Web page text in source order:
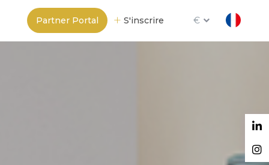
Partner Portal S'inscrire €